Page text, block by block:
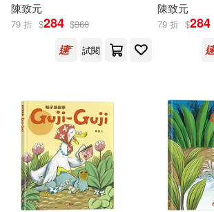
電子書
適合平板閱讀(11)
其他 (可複選)
現在可購買商品(54)
作者/演唱/譯/編/繪(74)
陳致元
79 折 $284 $360
試閱
陳致元
79 折 $284